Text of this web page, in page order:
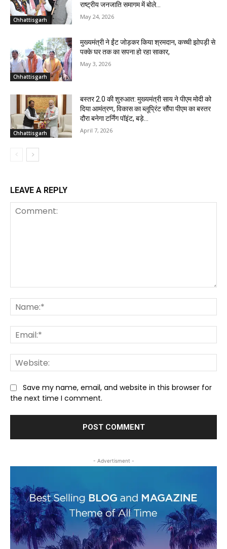
Chhattisgarh
राष्ट्रीय जनजाति समागम में बोले...
May 24, 2026
Chhattisgarh
मुख्यमंत्री ने ईंट जोड़कर किया श्रमदान, कच्ची झोपड़ी से
पक्के घर तक का सपना हो रहा साकार,
May 3, 2026
Chhattisgarh
बस्तर 2.0 की शुरुआत: मुख्यमंत्री साय ने पीएम मोदी को
दिया आमंत्रण, विकास का ब्लूप्रिंट सौंपा पीएम का बस्तर
दौरा बनेगा टर्निंग पॉइंट, बड़े...
April 7, 2026
LEAVE A REPLY
Save my name, email, and website in this browser for
the next time I comment.
- Advertisment -